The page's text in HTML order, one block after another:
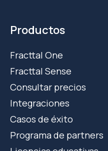
Productos
Fracttal One
Fracttal Sense
Consultar precios
Integraciones
Casos de éxito
Programa de partners